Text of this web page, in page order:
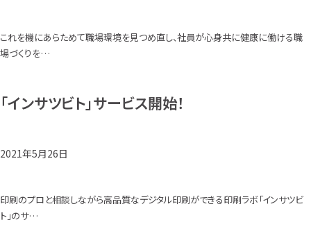
これを機にあらためて職場環境を見つめ直し、社員が心身共に健康に働ける職
場づくりを…
「インサツビト」サービス開始！
2021年5月26日
印刷のプロと相談しながら高品質なデジタル印刷ができる印刷ラボ「インサツビ
ト」のサ…